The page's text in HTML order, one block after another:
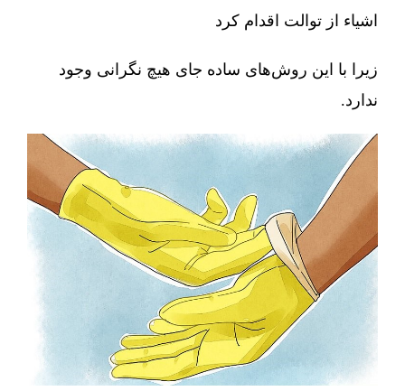
اشیاء از توالت اقدام کرد
زیرا با این روش‌های ساده جای هیچ نگرانی وجود
ندارد.